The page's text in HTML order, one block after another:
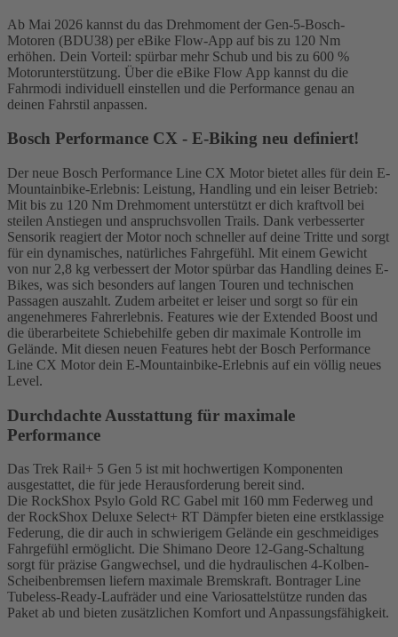
Ab Mai 2026 kannst du das Drehmoment der Gen-5-Bosch-
Motoren (BDU38) per eBike Flow-App auf bis zu 120 Nm
erhöhen. Dein Vorteil: spürbar mehr Schub und bis zu 600 %
Motorunterstützung. Über die eBike Flow App kannst du die
Fahrmodi individuell einstellen und die Performance genau an
deinen Fahrstil anpassen.
Bosch Performance CX - E-Biking neu definiert!
Der neue Bosch Performance Line CX Motor bietet alles für dein E-
Mountainbike-Erlebnis: Leistung, Handling und ein leiser Betrieb:
Mit bis zu 120 Nm Drehmoment unterstützt er dich kraftvoll bei
steilen Anstiegen und anspruchsvollen Trails. Dank verbesserter
Sensorik reagiert der Motor noch schneller auf deine Tritte und sorgt
für ein dynamisches, natürliches Fahrgefühl. Mit einem Gewicht
von nur 2,8 kg verbessert der Motor spürbar das Handling deines E-
Bikes, was sich besonders auf langen Touren und technischen
Passagen auszahlt. Zudem arbeitet er leiser und sorgt so für ein
angenehmeres Fahrerlebnis. Features wie der Extended Boost und
die überarbeitete Schiebehilfe geben dir maximale Kontrolle im
Gelände. Mit diesen neuen Features hebt der Bosch Performance
Line CX Motor dein E-Mountainbike-Erlebnis auf ein völlig neues
Level.
Durchdachte Ausstattung für maximale
Performance
Das Trek Rail+ 5 Gen 5 ist mit hochwertigen Komponenten
ausgestattet, die für jede Herausforderung bereit sind.
Die RockShox Psylo Gold RC Gabel mit 160 mm Federweg und
der RockShox Deluxe Select+ RT Dämpfer bieten eine erstklassige
Federung, die dir auch in schwierigem Gelände ein geschmeidiges
Fahrgefühl ermöglicht. Die Shimano Deore 12-Gang-Schaltung
sorgt für präzise Gangwechsel, und die hydraulischen 4-Kolben-
Scheibenbremsen liefern maximale Bremskraft. Bontrager Line
Tubeless-Ready-Laufräder und eine Variosattelstütze runden das
Paket ab und bieten zusätzlichen Komfort und Anpassungsfähigkeit.